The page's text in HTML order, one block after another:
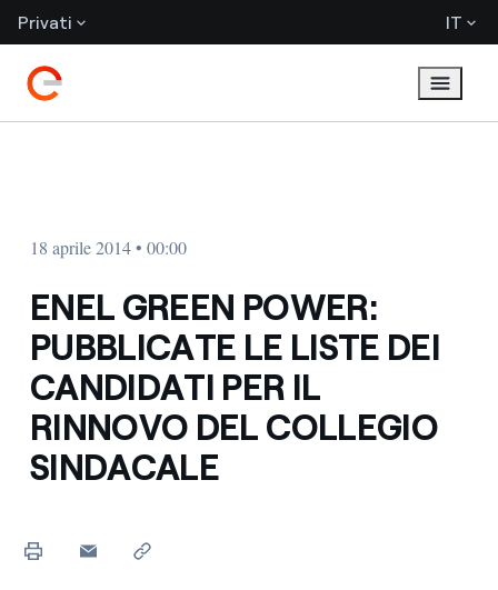
Privati IT
18 aprile 2014 • 00:00
ENEL GREEN POWER:
PUBBLICATE LE LISTE DEI
CANDIDATI PER IL
RINNOVO DEL COLLEGIO
SINDACALE